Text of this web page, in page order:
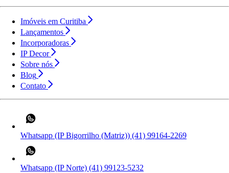
Imóveis em Curitiba
Lançamentos
Incorporadoras
IP Decor
Sobre nós
Blog
Contato
Whatsapp (IP Bigorrilho (Matriz)) (41) 99164-2269
Whatsapp (IP Norte) (41) 99123-5232